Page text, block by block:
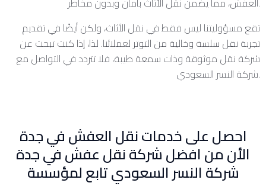
تقع مسؤوليتنا ليس فقط في نقل الأثاث، ولكن أيضًا في تقديم
تجربة نقل سلسة وخالية من التوتر لعملائنا. لذا، إذا كنت تبحث عن
شركة نقل موثوقة وذات سمعة طيبة، فلا تتردد في التواصل مع
شركة النسر السعودي.
احصل على خدمات نقل العفش في جدة
الأن من افضل شركة نقل عفش في جدة
شركة النسر السعودي تابع لمؤسسة